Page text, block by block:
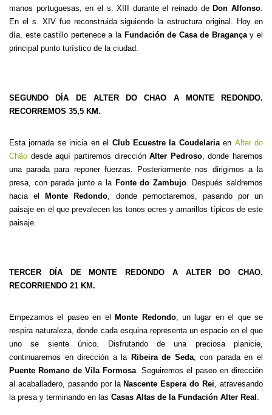
manos portuguesas, en el s. XIII durante el reinado de Don Alfonso.
En el s. XIV fue reconstruida siguiendo la estructura original. Hoy en
día, este castillo pertenece a la Fundación de Casa de Bragançay el
principal punto turístico de la ciudad.
SEGUNDO DÍA DE ALTER DO CHAO A MONTE REDONDO.
RECORREMOS 35,5 KM.
Esta jornada se inicia en el Club Ecuestre la Coudelariaen Alter do
Chão desde aquí partiremos direcciónAlter Pedroso, donde haremos
una parada para reponer fuerzas. Posteriormente nos dirigimos a la
presa, con parada junto a la Fonte do Zambujo. Después saldremos
hacia el
Monte Redondo, donde pernoctaremos, pasando por un
paisaje en el que prevalecen los tonos ocres y amarillos típicos de este
paisaje.
TERCER DÍA DE MONTE REDONDO A ALTER DO CHAO.
RECORRIENDO 21 KM.
Empezamos el paseo en el Monte Redondo, un lugar en el que se
respira naturaleza, donde cada esquina representa un espacio en el que
uno se siente único. Disfrutando de una preciosa planicie,
continuaremos en dirección a la Ribeira de Seda, con parada en el
Puente Romano de Vila Formosa. Seguiremos el paseo en dirección
al acaballadero, pasando por la Nascente Espera do Rei, atravesando
la presa y terminando en las Casas Altas de la Fundación Alter Real .